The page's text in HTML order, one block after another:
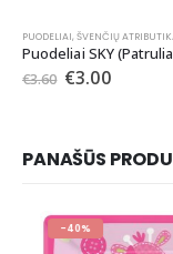
PUODELIAI, ŠVENČIŲ
Puodeliai SKY
€3.60 €3.00
PANAŠŪS
-40%